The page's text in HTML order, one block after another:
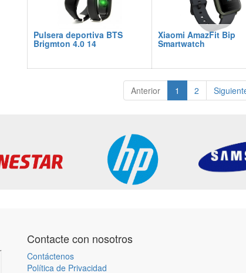
Pulsera deportiva BTS
Brigmton 4.0 14
Xiaomi AmazFit Bip
Smartwatch
Anterior 1 2
Contacte con nosotros
Contáctenos
Política de Privacidad